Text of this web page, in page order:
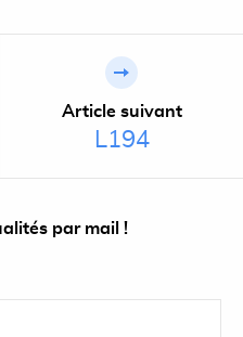
Article suivant
L194
par mail !